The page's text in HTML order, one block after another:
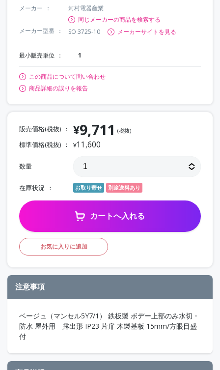
メーカー
河村電器産業
同じメーカーの商品を検索する
メーカー型番
SO 3725-10 メーカーサイトを見る
最小販売単位 1
この商品について問い合わせ
商品詳細の誤りを報告
販売価格(税抜) ¥9,711 (税抜)
標準価格(税抜) ¥11,600
数量
在庫状況 お取り寄せ 別途送料あり
カートへ入れる
お気に入りに追加
注意事項
ベージュ（マンセル5Y7/1） 鉄板製 ボデー上部のみ水切・
防水 屋外用 露出形 IP23 片扉 木製基板 15mm/方眼目盛
付